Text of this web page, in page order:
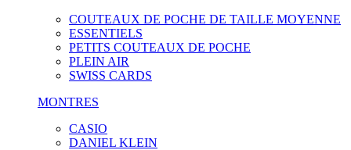
COUTEAUX DE POCHE DE TAILLE MOYENNE
ESSENTIELS
PETITS COUTEAUX DE POCHE
PLEIN AIR
SWISS CARDS
MONTRES
CASIO
DANIEL KLEIN